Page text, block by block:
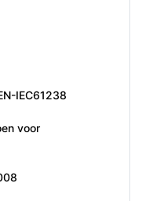
IEC61238
voor